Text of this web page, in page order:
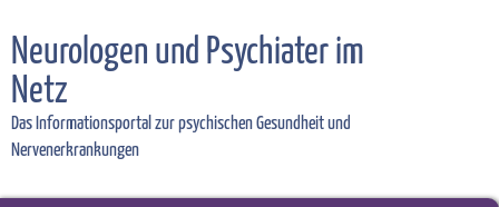
Neurologen und Psychiater im
Netz
Das Informationsportal zur psychischen Gesundheit und
Nervenerkrankungen